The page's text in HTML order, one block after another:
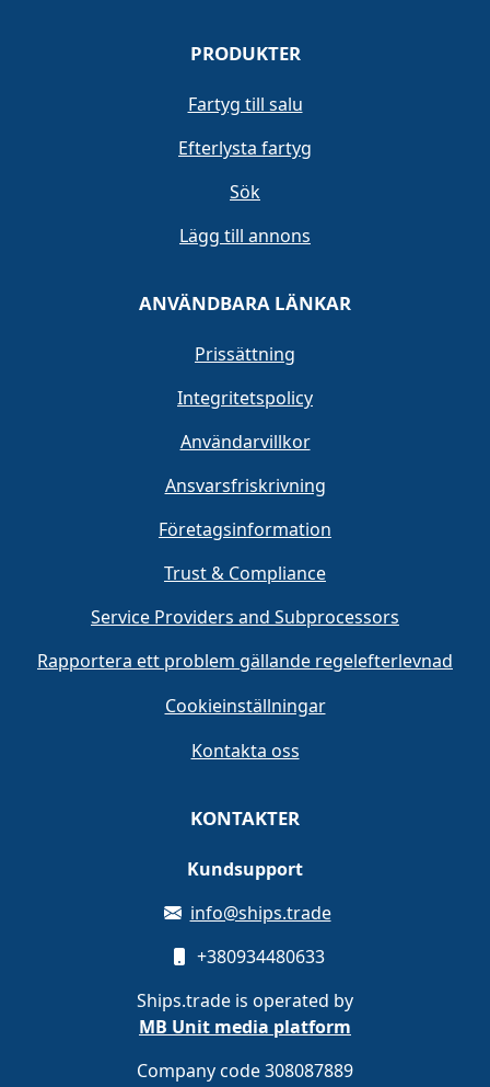
PRODUKTER
Fartyg till salu
Efterlysta fartyg
Sök
Lägg till annons
ANVÄNDBARA LÄNKAR
Prissättning
Integritetspolicy
Användarvillkor
Ansvarsfriskrivning
Företagsinformation
Trust & Compliance
Service Providers and Subprocessors
Rapportera ett problem gällande regelefterlevnad
Cookieinställningar
Kontakta oss
KONTAKTER
Kundsupport
info@ships.trade
+380934480633
Ships.trade is operated by
MB Unit media platform
Company code 308087889